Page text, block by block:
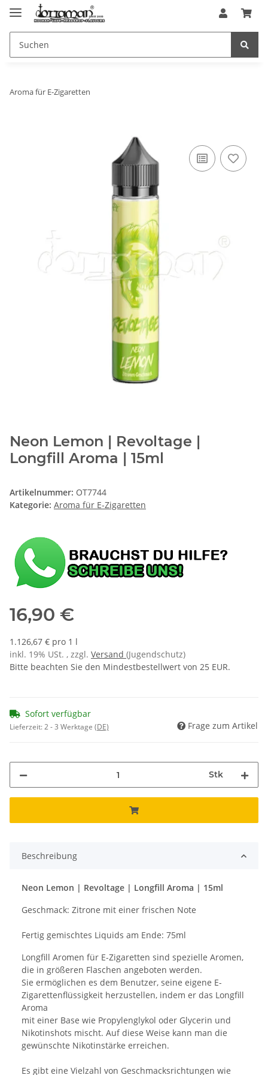
Aroma für E-Zigaretten
Neon Lemon | Revoltage |
Longfill Aroma | 15ml
Artikelnummer: OT7744
Kategorie: Aroma für E-Zigaretten
16,90 €
1.126,67 € pro 1 l
inkl. 19% USt. , zzgl. Versand (Jugendschutz)
Bitte beachten Sie den Mindestbestellwert von 25 EUR.
Sofort verfügbar
Lieferzeit:2 - 3 Werktage (DE) Frage zum Artikel
Stk
Beschreibung
Neon Lemon | Revoltage | Longfill Aroma | 15ml
Geschmack: Zitrone mit einer frischen Note
Fertig gemischtes Liquids am Ende: 75ml
Longfill Aromen für E-Zigaretten sind spezielle Aromen,
die in größeren Flaschen angeboten werden.
Sie ermöglichen es dem Benutzer, seine eigene E-
Zigarettenflüssigkeit herzustellen, indem er das Longfill
Aroma
mit einer Base wie Propylenglykol oder Glycerin und
Nikotinshots mischt. Auf diese Weise kann man die
gewünschte Nikotinstärke erreichen.
Es gibt eine Vielzahl von Geschmacksrichtungen wie